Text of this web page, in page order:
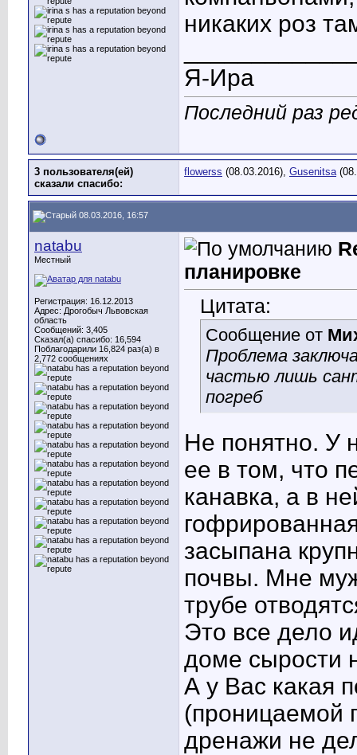
никаких роз
Я-Ира
Последний раз
3 пользователя(ей)
сказали cпасибо:
flowerss (08.03.2016), Gusenitsa
08.03.2016, 16:57
natabu
Местный
Регистрация: 16.12.2013
Адрес: Дрогобыч Львовская
область
Сообщений: 3,405
Сказал(а) спасибо: 16,594
Поблагодарили 16,824 раз(а) в
2,772 сообщениях
планировке
Цитата:
Сообщение от
Проблема
частью лишь
погреб
Не понятно. У
ее в том, что
канавка, а в
засыпана
почвы. Мне
трубе
Это все дело
доме сырости
А у Вас какая
(проницаемой
дренажи не